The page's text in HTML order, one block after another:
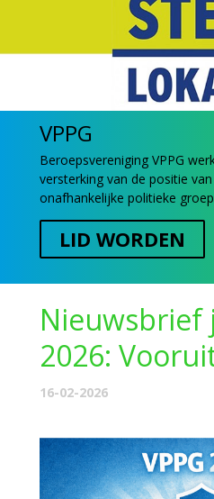
VPPG
Beroepsvereniging VPPG
versterking van de positie
onafhankelijke politieke
LID WORDEN
Nieuwsbrief
2026:
16-02-2026